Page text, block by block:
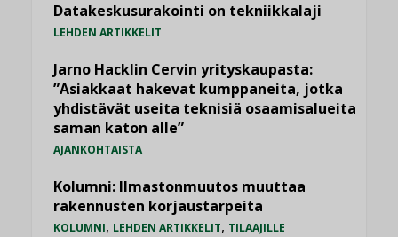
Datakeskusurakointi on tekniikkalaji
LEHDEN ARTIKKELIT
Jarno Hacklin Cervin yrityskaupasta:
”Asiakkaat hakevat kumppaneita, jotka
yhdistävät useita teknisiä osaamisalueita
saman katon alle”
AJANKOHTAISTA
Kolumni: Ilmastonmuutos muuttaa
rakennusten korjaustarpeita
KOLUMNI, LEHDEN ARTIKKELIT, TILAAJILLE